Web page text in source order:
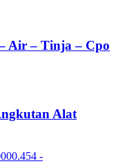
Air – Tinja – Cpo
Alat